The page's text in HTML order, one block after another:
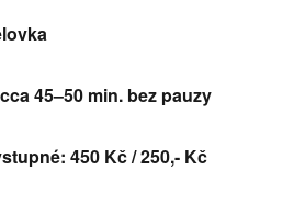
45–50 min. bez pauzy
450 Kč / 250,- Kč